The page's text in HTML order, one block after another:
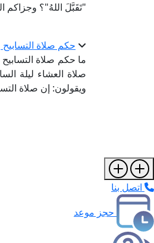
"تَقَبَّلَ اللهُ"؟ وجزاكم
حكم صلاة التسابيح
ما حكم صلاة
صلاة العشاء ليلة
ويقولون: إن صلاة
اتصل بنا
حجز موعد